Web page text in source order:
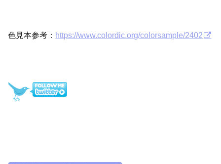
色見本参考： https://www.colordic.org/colorsample/2402